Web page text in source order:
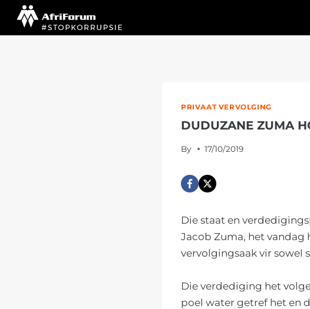
Skip
PRIVAAT VERVOLGING
DUDUZANE ZUMA
By 17/10/2019
Die staat en
Jacob Zuma, het
vervolgingsaak vir sowel
Die verdediging het
poel water getref het en